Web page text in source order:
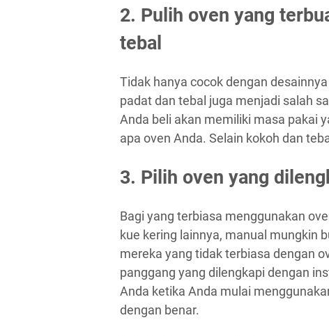
2. Pulih oven yang
tebal
Tidak hanya cocok dengan
padat dan tebal juga menjadi salah
Anda beli akan memiliki masa pakai
apa oven Anda. Selain kokoh dan
3. Pilih oven yang
Bagi yang terbiasa menggunakan
kue kering lainnya, manual mungkin
mereka yang tidak terbiasa dengan
panggang yang dilengkapi dengan
Anda ketika Anda mulai
dengan benar.